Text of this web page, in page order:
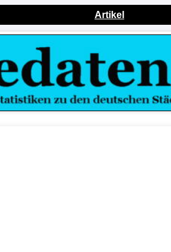
Artikel